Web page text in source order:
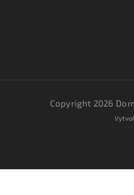
Copyright 2026